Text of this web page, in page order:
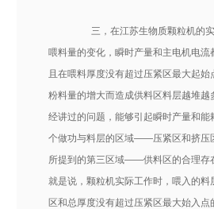
三，在江苏生物质颗粒机的实
喂料量的变化，瞬时产量和主电机电流
且在喂料厚度没有超过压紧区最大起始
粉料量的增大而造成供料区料层越堆越
经讲过的问题，能够引起瞬时产量和能
个做功与料层的区域——压紧区和挤压
所提到的第三区域——供料区的合理存
就是说，颗粒机实际工作时，喂入的料
区和总厚度没有超过压紧区最大始入